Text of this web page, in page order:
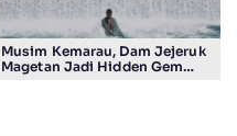
Musim Kemarau, Dam Jejeruk
Magetan Jadi Hidden Gem